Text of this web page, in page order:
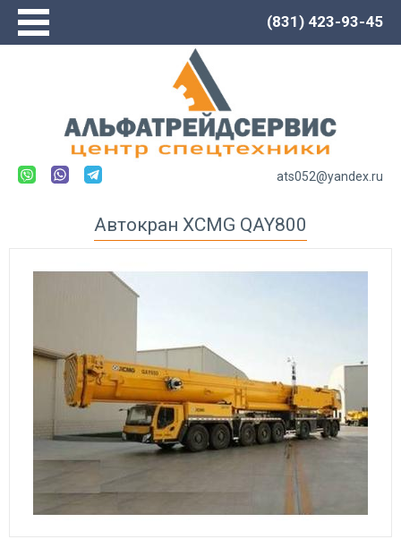
(831) 423-93-45
Сервис
Каталог
Новости
Спецтехника LOVOL
Автогрейдеры
Экскаваторы-погрузчики
Спецтехника XCMG
Буровые установки
Карьерные самосвалы
Ресайклеры
ats052@yandex.ru
Автокран XCMG QAY800